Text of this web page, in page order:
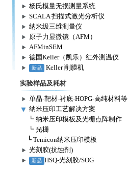
杨氏模量无损测量系统
SCALA 扫描式激光分析仪
纳米级三维测量仪
原子力显微镜（AFM）
AFMinSEM
德国Keller（凯乐）红外测温仪
新品 Keller 削膜机
实验样品及耗材
单晶-靶材-衬底-HOPG-高纯材料等
纳米压印工艺解决方案
┗ 纳米压印模板及光栅点阵制作
┗ 光栅
┗ Temicon纳米压印模板
光刻胶(抗蚀剂)
新品 HSQ-光刻胶/SOG